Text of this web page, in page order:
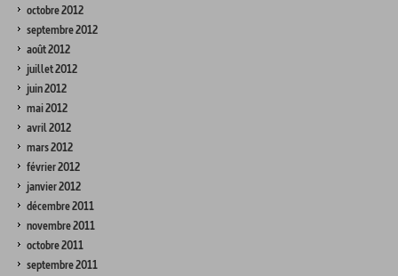
octobre 2012
septembre 2012
août 2012
juillet 2012
juin 2012
mai 2012
avril 2012
mars 2012
février 2012
janvier 2012
décembre 2011
novembre 2011
octobre 2011
septembre 2011